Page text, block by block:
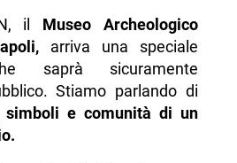
il Museo Archeologico
arriva una speciale
saprà sicuramente
Stiamo parlando di
simboli e comunità di un